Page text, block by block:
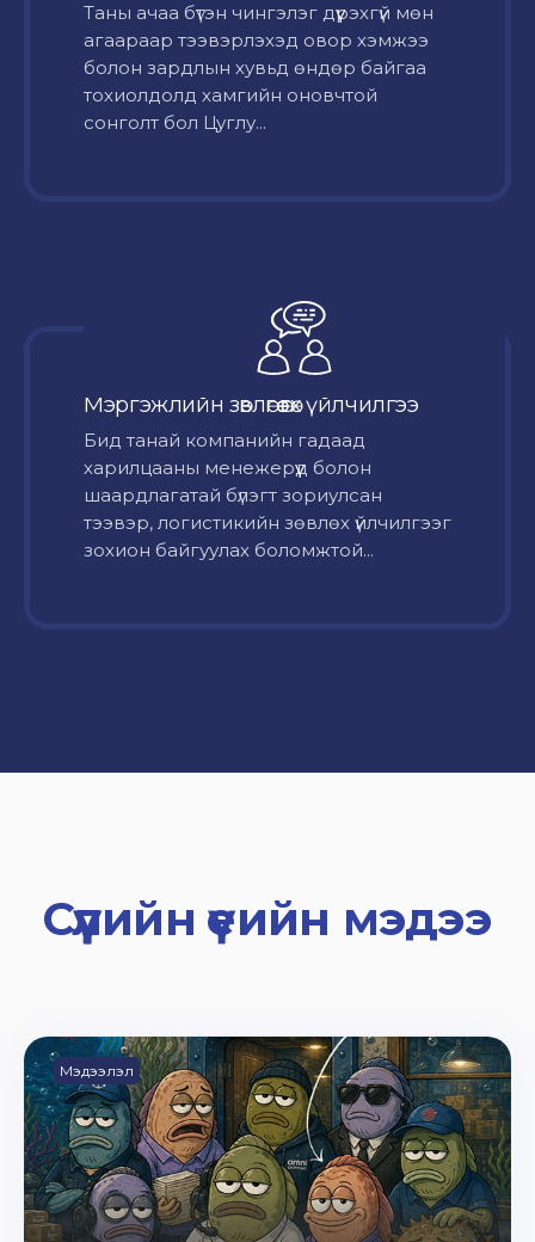
Таны ачаа бүтэн чингэлэг дүүрэхгүй мөн
агаараар тээвэрлэхэд овор хэмжээ
болон зардлын хувьд өндөр байгаа
тохиолдолд хамгийн оновчтой
сонголт бол Цуглу...
Мэргэжлийн зөвлөгөө өгөх үйлчилгээ
Бид танай компанийн гадаад
харилцааны менежерүүд болон
шаардлагатай бүлэгт зориулсан
тээвэр, логистикийн зөвлөх үйлчилгээг
зохион байгуулах боломжтой...
Сүүлийн үеийн мэдээ
Мэдээлэл